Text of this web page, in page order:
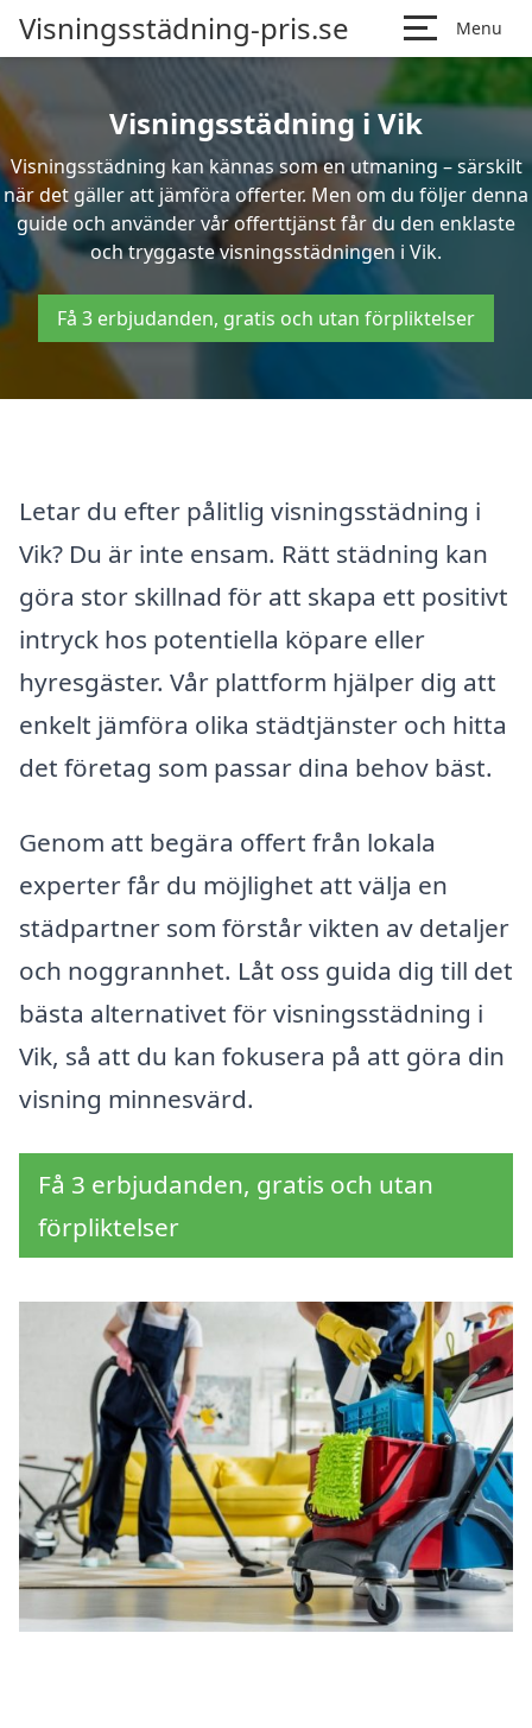
Visningsstädning-pris.se Menu
Visningsstädning i Vik
Visningsstädning kan kännas som en utmaning – särskilt
när det gäller att jämföra offerter. Men om du följer denna
guide och använder vår offerttjänst får du den enklaste
och tryggaste visningsstädningen i Vik.
Få 3 erbjudanden, gratis och utan förpliktelser
Letar du efter pålitlig visningsstädning i
Vik? Du är inte ensam. Rätt städning kan
göra stor skillnad för att skapa ett positivt
intryck hos potentiella köpare eller
hyresgäster. Vår plattform hjälper dig att
enkelt jämföra olika städtjänster och hitta
det företag som passar dina behov bäst.
Genom att begära offert från lokala
experter får du möjlighet att välja en
städpartner som förstår vikten av detaljer
och noggrannhet. Låt oss guida dig till det
bästa alternativet för visningsstädning i
Vik, så att du kan fokusera på att göra din
visning minnesvärd.
Få 3 erbjudanden, gratis och utan
förpliktelser